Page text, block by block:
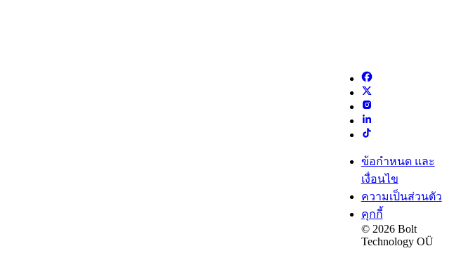
ข้อกำหนด และ
เงื่อนไข
ความเป็นส่วนตัว
คุกกี้
© 2026 Bolt
Technology OÜ